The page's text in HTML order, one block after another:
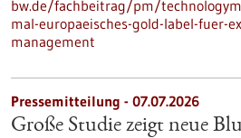
bw.de/fachbeitrag/pm/
mal-europaeisches-gold-label-fuer-
management
Pressemitteilung - 07.07.2026
Große Studie zeigt neue